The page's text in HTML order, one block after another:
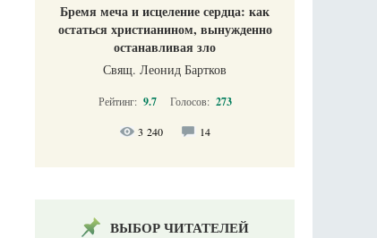
Бремя меча и исцеление сердца: как
остаться христианином, вынужденно
останавливая зло
Свящ. Леонид Бартков
Рейтинг: 9.7 Голосов: 273
3 240 14
ВЫБОР ЧИТАТЕЛЕЙ